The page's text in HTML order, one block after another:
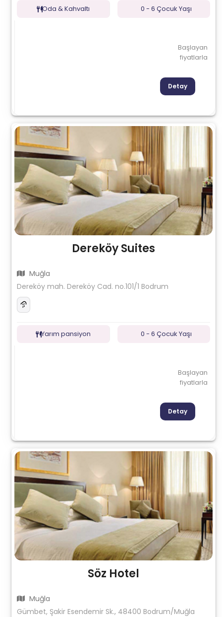
Oda & Kahvaltı 0 - 6 Çocuk Yaşı
Başlayan
fiyatlarla
Detay
Dereköy Suites
Muğla
Dereköy mah. Dereköy Cad. no.101/1 Bodrum
Yarım pansiyon 0 - 6 Çocuk Yaşı
Başlayan
fiyatlarla
Detay
Söz Hotel
Muğla
Gümbet, Şakir Esendemir Sk., 48400 Bodrum/Muğla